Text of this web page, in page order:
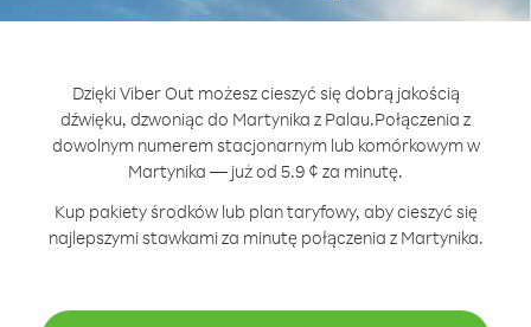
Dzięki Viber Out możesz cieszyć się dobrą jakością
dźwięku, dzwoniąc do Martynika z Palau.Połączenia z
dowolnym numerem stacjonarnym lub komórkowym w
Martynika — już od 5.9 ¢ za minutę.
Kup pakiety środków lub plan taryfowy, aby cieszyć się
najlepszymi stawkami za minutę połączenia z Martynika.